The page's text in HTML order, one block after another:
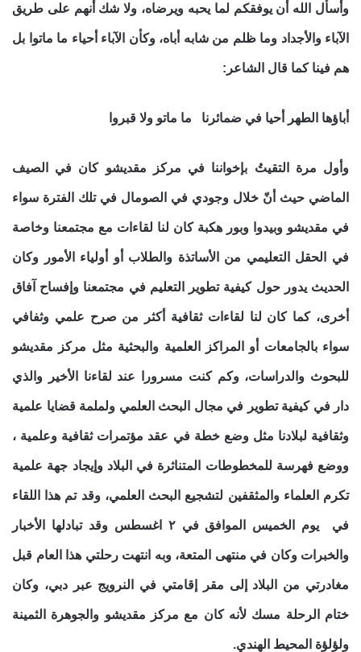
وأسأل الله أن يوفقكم لما يحبه ويرضاه، ولا شك أنهم على طريق
الآباء والأجداد وما ظلم من شابه أباه، وكأن الآباء أحياء ما ماتوا بل
هم فينا كما قال الشاعر:
أباؤها الطهر أحيا في ضمائرنا ما ماتو ولا قبروا
وأول مرة التقيتُ بإخواننا في مركز مقديشو كان في الصيف
الماضي حيث أنّ خلال وجودي في الصومال في تلك الفترة سواء
في مقديشو وبيدوا وبور هكبة كان لنا لقاءات مع مجتمعنا وخاصة
في الحقل التعليمي من الأساتذة والطلاب أو أولياء الأمور وكان
الحديث يدور حول كيفية تطوير التعليم في مجتمعنا وإفساح آفاق
أخرى، كما كان لنا لقاءات ثقافية أكثر من صرح علمي وثفافي
سواء بالجامعات أو المراكز العلمية والبحثية مثل مركز مقديشو
للبحوث والدراسات، وكم كنت مسرورا عند لقاءنا الأخير والذي
دار في كيفية تطوير في مجال البحث العلمي ولملمة قضايا علمية
وثقافية لبلادنا مثل وضع خطة في عقد مؤتمرات ثقافية وعلمية ،
ووضع فهرسة للمخطوطات المتناثرة في البلاد وإيجاد جهة علمية
تكرم العلماء والمثقفين لتشجيع البحث العلمي، وقد تم هذا اللقاء
في يوم الخميس الموافق في ٢ اغسطس وقد تبادلها الأخبار
والخبرات وكان في منتهى المتعة، وبه انتهت رحلتي هذا العام قبل
مغادرتي من البلاد إلى مقر إقامتي في النرويج عبر دبي، وكان
ختام الرحلة مسك لأنه كان مع مركز مقديشو والجوهرة الثمينة
ولؤلؤة المحيط الهندي.